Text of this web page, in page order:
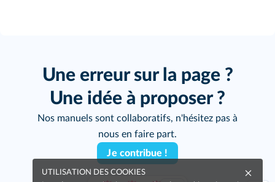
Une erreur sur la page ?
Une idée à proposer ?
Nos manuels sont collaboratifs, n'hésitez pas à
nous en faire part.
Je contribue !
UTILISATION DES COOKIES